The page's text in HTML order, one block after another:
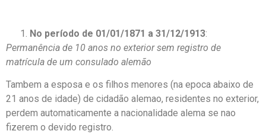
No período de 01/01/1871 a 31/12/1913:
Permanência de 10 anos no exterior sem registro de
matrícula de um consulado alemão
Tambem a esposa e os filhos menores (na epoca abaixo de
21 anos de idade) de cidadão alemao, residentes no exterior,
perdem automaticamente a nacionalidade alema se nao
fizerem o devido registro.